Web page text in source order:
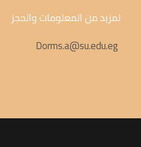
لمزيد من المعلومات والحجز
Dorms.a@su.edu.eg